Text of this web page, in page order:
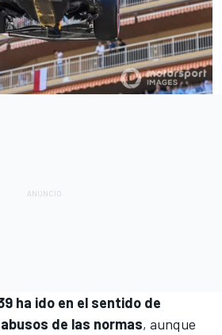
ha ido en el sentido de
de las normas, aunque